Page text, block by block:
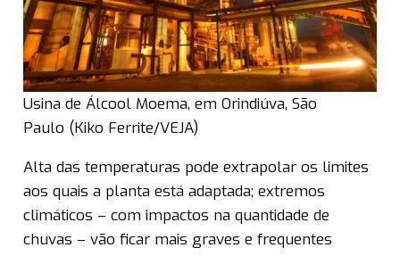
Usina de Álcool Moema, em Orindiúva, São
Paulo (Kiko Ferrite/VEJA)
Alta das temperaturas pode extrapolar os limites
aos quais a planta está adaptada; extremos
climáticos – com impactos na quantidade de
chuvas – vão ficar mais graves e frequentes